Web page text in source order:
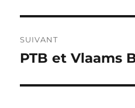
SUIVANT
Publication
PTB et Vlaams